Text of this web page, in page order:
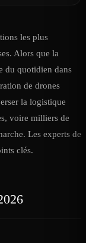
les plus
Alors que la
du quotidien dans
de drones
la logistique
voire milliers de
Les experts de
clés.